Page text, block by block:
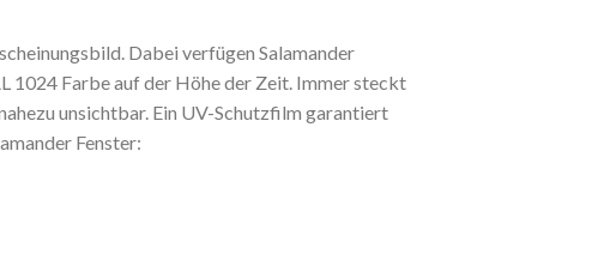
Dabei verfügen Salamander
1024 Farbe auf der Höhe der Zeit. Immer steckt
unsichtbar. Ein UV-Schutzfilm garantiert
Fenster: